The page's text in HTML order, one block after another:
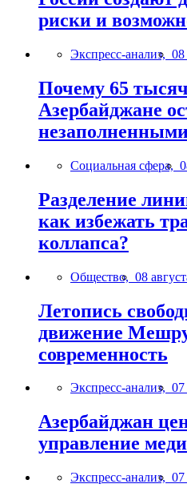
риски и
Экспресс-анализ, 08
Почему 65
Азербайджане
Социальная сфера,
Разделение
как избежать
коллапса?
Общество, 08
Летопись
движение
современность
Экспресс-анализ, 07
Азербайджан
управление
Экспресс-анализ, 07